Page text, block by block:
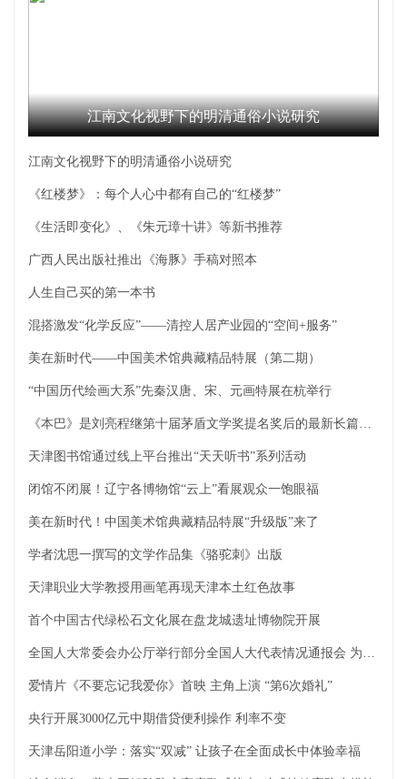
江南文化视野下的明清通俗小说研究
江南文化视野下的明清通俗小说研究
《红楼梦》：每个人心中都有自己的“红楼梦”
《生活即变化》、《朱元璋十讲》等新书推荐
广西人民出版社推出《海豚》手稿对照本
人生自己买的第一本书
混搭激发“化学反应”——清控人居产业园的“空间+服务”
美在新时代——中国美术馆典藏精品特展（第二期）
“中国历代绘画大系”先秦汉唐、宋、元画特展在杭举行
《本巴》是刘亮程继第十届茅盾文学奖提名奖后的最新长篇小说
天津图书馆通过线上平台推出“天天听书”系列活动
闭馆不闭展！辽宁各博物馆“云上”看展观众一饱眼福
美在新时代！中国美术馆典藏精品特展“升级版”来了
学者沈思一撰写的文学作品集《骆驼刺》出版
天津职业大学教授用画笔再现天津本土红色故事
首个中国古代绿松石文化展在盘龙城遗址博物院开展
全国人大常委会办公厅举行部分全国人大代表情况通报会 为代表出席十三届全国人大五次会议作准备
爱情片《不要忘记我爱你》首映 主角上演 “第6次婚礼”
央行开展3000亿元中期借贷便利操作 利率不变
天津岳阳道小学：落实“双减” 让孩子在全面成长中体验幸福